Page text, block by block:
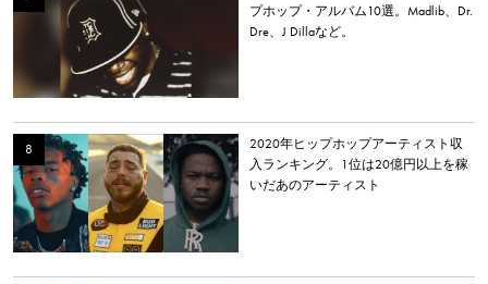
プホップ・アルバム10選。Madlib、Dr.
Dre、J Dillaなど。
2020年ヒップホップアーティスト収
入ランキング。1位は20億円以上を稼
いだあのアーティスト